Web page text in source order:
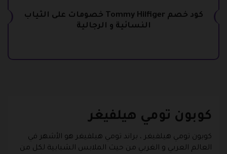
كود خصم Tommy Hilfiger خصومات على الثياب
النسائية و الرجالية
كوبون تومي هيلفيغر
كوبون تومي هيلفيغر ، براند تومي هيلفيغر هو الأشهر في
العالم العربي و الغربي من حيث الملابس الشبابية لكل من